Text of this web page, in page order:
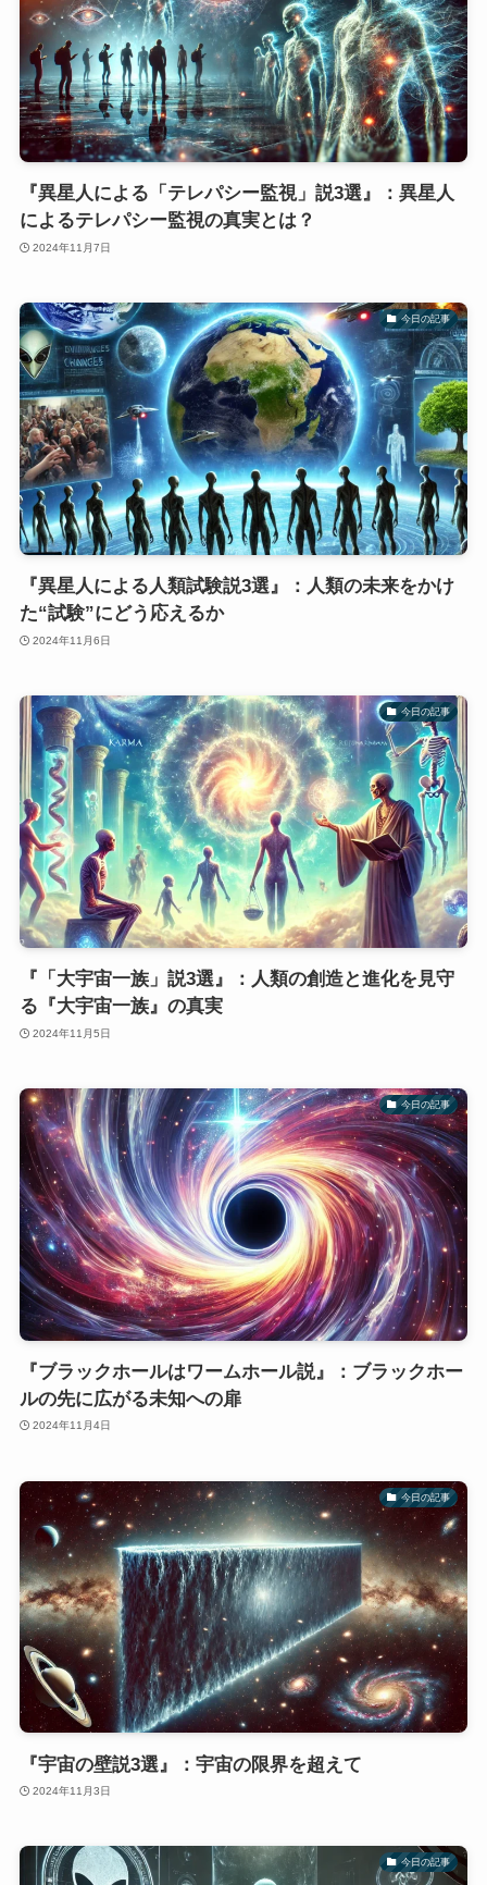
『異星人による「テレパシー監視」説3選』：異星人
によるテレパシー監視の真実とは？
2024年11月7日
今日の記事
『異星人による人類試験説3選』：人類の未来をかけ
た“試験”にどう応えるか
2024年11月6日
今日の記事
『「大宇宙一族」説3選』：人類の創造と進化を見守
る『大宇宙一族』の真実
2024年11月5日
今日の記事
『ブラックホールはワームホール説』：ブラックホー
ルの先に広がる未知への扉
2024年11月4日
今日の記事
『宇宙の壁説3選』：宇宙の限界を超えて
2024年11月3日
今日の記事